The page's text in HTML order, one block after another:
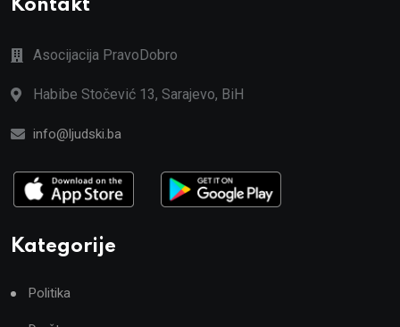
Kontakt
Asocijacija PravoDobro
Habibe Stočević 13, Sarajevo, BiH
info@ljudski.ba
Kategorije
Politika